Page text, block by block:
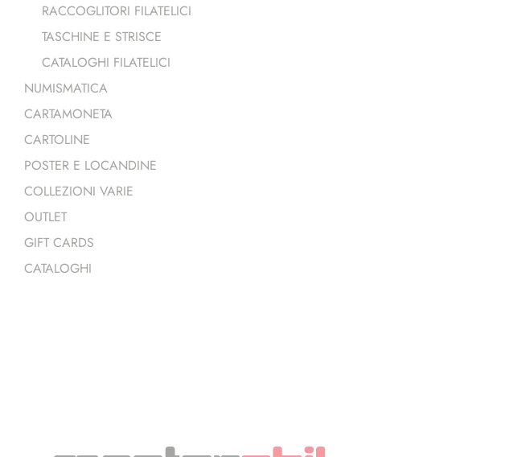
RACCOGLITORI FILATELICI
TASCHINE E STRISCE
CATALOGHI FILATELICI
NUMISMATICA
CARTAMONETA
CARTOLINE
POSTER E LOCANDINE
COLLEZIONI VARIE
OUTLET
GIFT CARDS
CATALOGHI